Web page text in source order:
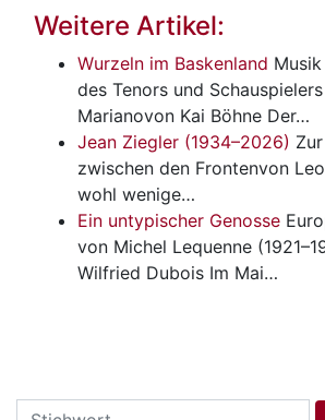
Weitere Artikel:
Wurzeln im Baskenland Musik
des Tenors und
Marianovon Kai Böhne Der…
Jean Ziegler (1934–2026)
zwischen den Frontenvon
wohl wenige…
Ein untypischer Genosse
von Michel Lequenne
Wilfried Dubois Im Mai…
Search